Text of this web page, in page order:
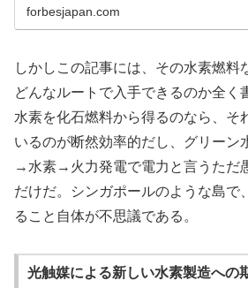
forbesjapan.com
しかしこの記事には、その水素燃料
どんなルートで入手できるのか全く
水素を化石燃料から得るのなら、そ
いるのが断然効率的だし、グリーン
→水素→火力発電で電力と言うただ
だけだ。シンガポールのような島で
ること自体が不思議である。
光触媒による新しい水素製造への